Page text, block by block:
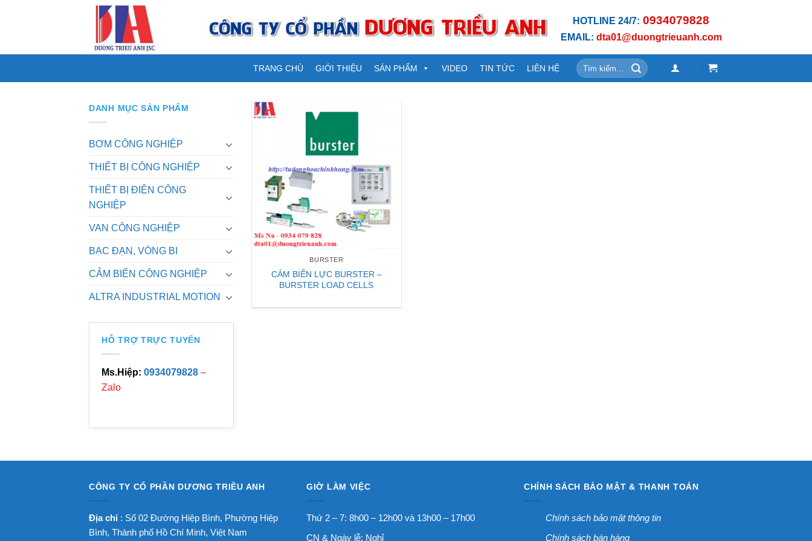
HOTLINE 24/7: 0934079828
EMAIL: dta01@duongtrieuanh.com
TRANG CHỦ GIỚI THIỆU SẢN PHẨM VIDEO TIN TỨC LIÊN HỆ
Tìm
kiếm:
DANH MỤC SẢN PHẨM
BƠM CÔNG NGHIỆP
THIẾT BỊ CÔNG NGHIỆP
THIẾT BỊ ĐIỆN CÔNG
NGHIỆP
VAN CÔNG NGHIỆP
BẠC ĐẠN, VÒNG BI
CẢM BIẾN CÔNG NGHIỆP
ALTRA INDUSTRIAL MOTION
HỖ TRỢ TRỰC TUYẾN
Ms.Hiệp: 0934079828 –
Zalo
BURSTER
CẢM BIẾN LỰC BURSTER –
BURSTER LOAD CELLS
CÔNG TY CỔ PHẦN DƯƠNG TRIỀU ANH
Địa chỉ : Số 02 Đường Hiệp Bình, Phường Hiệp
Bình, Thành phố Hồ Chí Minh, Việt Nam
GIỜ LÀM VIỆC
Thứ 2 – 7: 8h00 – 12h00 và 13h00 – 17h00
CN & Ngày lễ: Nghỉ
CHÍNH SÁCH BẢO MẬT & THANH TOÁN
Chính sách bảo mật thông tin
Chính sách bán hàng